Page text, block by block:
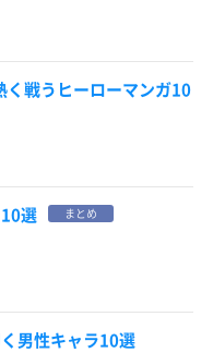
戦うヒーローマンガ10
選 まとめ
男性キャラ10選